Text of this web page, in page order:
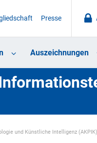
Presse
Auszeichnungen
und Künstliche Intelligenz (AKPIK)